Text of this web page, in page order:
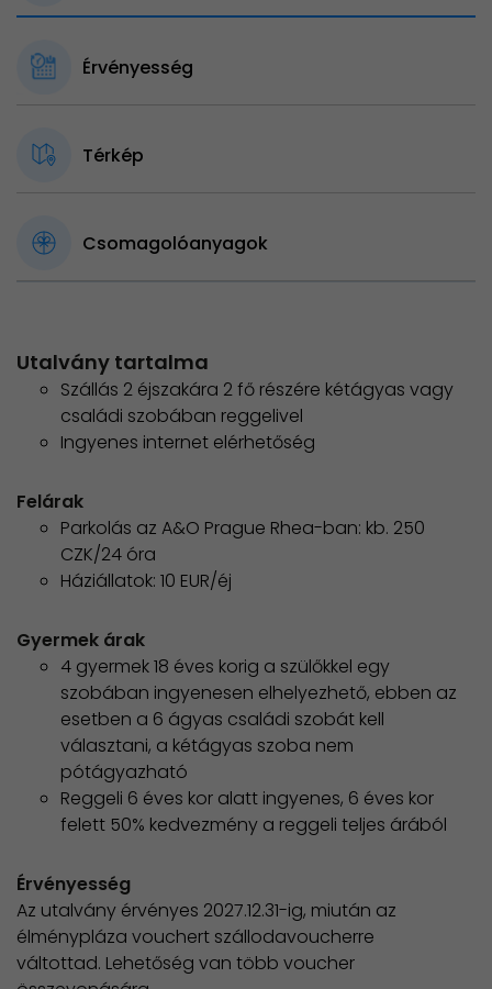
Érvényesség
Térkép
Csomagolóanyagok
Utalvány tartalma
Szállás 2 éjszakára 2 fő részére kétágyas vagy
családi szobában reggelivel
Ingyenes internet elérhetőség
Felárak
Parkolás az A&O Prague Rhea-ban: kb. 250
CZK/24 óra
Háziállatok: 10 EUR/éj
Gyermek árak
4 gyermek 18 éves korig a szülőkkel egy
szobában ingyenesen elhelyezhető, ebben az
esetben a 6 ágyas családi szobát kell
választani, a kétágyas szoba nem
pótágyazható
Reggeli 6 éves kor alatt ingyenes, 6 éves kor
felett 50% kedvezmény a reggeli teljes árából
Érvényesség
Az utalvány érvényes 2027.12.31-ig, miután az
élménypláza vouchert szállodavoucherre
váltottad. Lehetőség van több voucher